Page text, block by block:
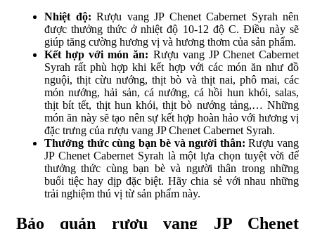
Nhiệt độ: Rượu vang JP Chenet Cabernet Syrah nên
được thưởng thức ở nhiệt độ 10-12 độ C. Điều này sẽ
giúp tăng cường hương vị và hương thơm của sản phẩm.
Kết hợp với món ăn: Rượu vang JP Chenet Cabernet
Syrah rất phù hợp khi kết hợp với các món ăn như đồ
nguội, thịt cừu nướng, thịt bò và thịt nai, phô mai, các
món nướng, hải sản, cá nướng, cá hồi hun khói, salas,
thịt bít tết, thịt hun khói, thịt bò nướng tảng,… Những
món ăn này sẽ tạo nên sự kết hợp hoàn hảo với hương vị
đặc trưng của rượu vang JP Chenet Cabernet Syrah.
Thưởng thức cùng bạn bè và người thân: Rượu vang
JP Chenet Cabernet Syrah là một lựa chọn tuyệt vời để
thưởng thức cùng bạn bè và người thân trong những
buổi tiệc hay dịp đặc biệt. Hãy chia sẻ với nhau những
trải nghiệm thú vị từ sản phẩm này.
Bảo quản rượu vang JP Chenet